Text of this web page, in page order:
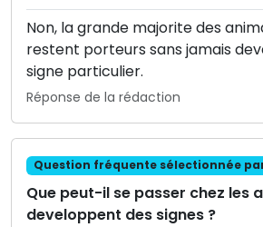
Non, la grande majorite des
restent porteurs sans jamais
signe particulier.
Réponse de la rédaction
Question fréquente sélectionnée
Que peut-il se passer chez les
developpent des signes ?